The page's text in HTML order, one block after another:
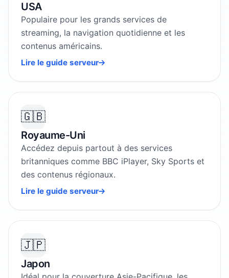
USA
Populaire pour les grands services de
streaming, la navigation quotidienne et les
contenus américains.
Lire le guide serveur
🇬🇧
Royaume-Uni
Accédez depuis partout à des services
britanniques comme BBC iPlayer, Sky Sports et
des contenus régionaux.
Lire le guide serveur
🇯🇵
Japon